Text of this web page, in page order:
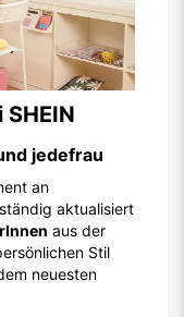
jedefrau
an
aktualisiert
aus der
Stil
neuesten